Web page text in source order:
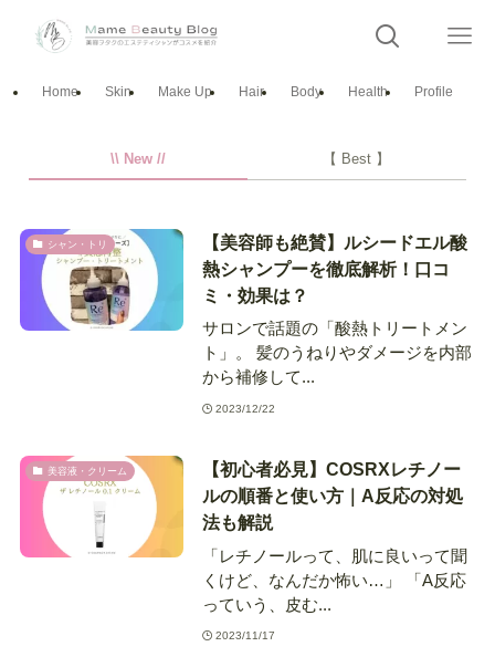
Home Skin Make Up Hair Body Health Profile
\\ New // 【 Best 】
シャン・トリ
【美容師も絶賛】ルシードエル酸
熱シャンプーを徹底解析！口コ
ミ・効果は？
サロンで話題の「酸熱トリートメン
ト」。 髪のうねりやダメージを内部
から補修して...
2023/12/22
美容液・クリーム
【初心者必見】COSRXレチノー
ルの順番と使い方｜A反応の対処
法も解説
「レチノールって、肌に良いって聞
くけど、なんだか怖い…」 「A反応
っていう、皮む...
2023/11/17